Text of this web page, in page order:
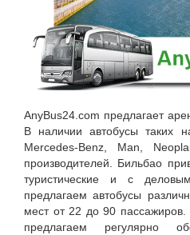
AnyBus24.com предлагает
В наличии автобусы таких
Mercedes-Benz, Man,
производителей. Бильбао
туристические и с
предлагаем автобусы
мест от 22 до 90
предлагаем регулярно